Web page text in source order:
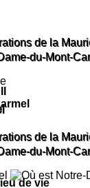
de la
du-Mont-
de la
du-Mont-
de vie